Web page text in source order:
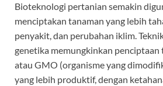
Bioteknologi pertanian semakin
menciptakan tanaman yang lebih
penyakit, dan perubahan iklim.
genetika memungkinkan
atau GMO (organisme yang
yang lebih produktif, dengan